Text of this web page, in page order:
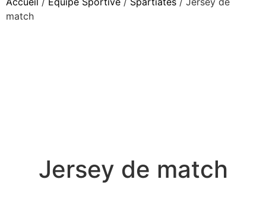
match
Jersey de match